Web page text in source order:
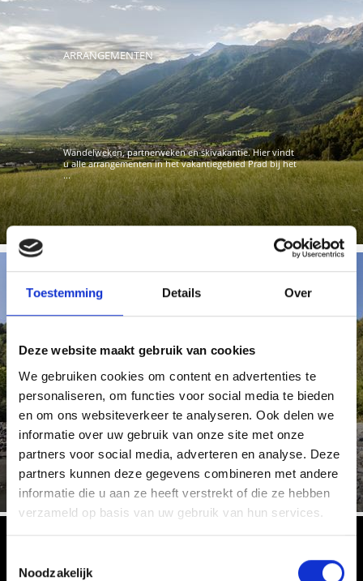
Toestemming Details Over
Deze website maakt gebruik van cookies
We gebruiken cookies om content en advertenties te
personaliseren, om functies voor social media te bieden
en om ons websiteverkeer te analyseren. Ook delen we
informatie over uw gebruik van onze site met onze
partners voor social media, adverteren en analyse. Deze
partners kunnen deze gegevens combineren met andere
informatie die u aan ze heeft verstrekt of die ze hebben
verzameld op basis van uw gebruik van hun services.
Noodzakelijk
ARRANGEMENTEN
Wandelweken, partnerweken en skivakantie. Hier vindt
u alle arrangementen in het vakantiegebied Prad bij het
...
Op deze pagina vindt u speciale vakantiepaketten en
aanbiedingen voor uw actieve vakantie in Zuid-Tirol.
Ervaar de cultuur en gebruiken in